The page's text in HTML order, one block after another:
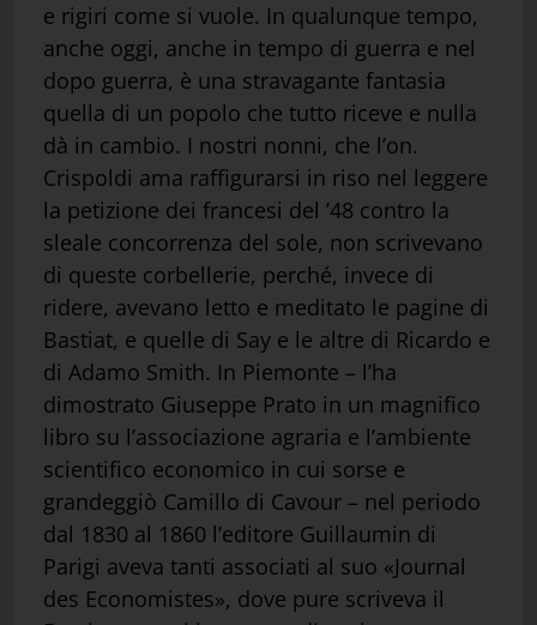
e rigiri come si vuole. In qualunque tempo,
anche oggi, anche in tempo di guerra e nel
dopo guerra, è una stravagante fantasia
quella di un popolo che tutto riceve e nulla
dà in cambio. I nostri nonni, che l’on.
Crispoldi ama raffigurarsi in riso nel leggere
la petizione dei francesi del ’48 contro la
sleale concorrenza del sole, non scrivevano
di queste corbellerie, perché, invece di
ridere, avevano letto e meditato le pagine di
Bastiat, e quelle di Say e le altre di Ricardo e
di Adamo Smith. In Piemonte – l’ha
dimostrato Giuseppe Prato in un magnifico
libro su l’associazione agraria e l’ambiente
scientifico economico in cui sorse e
grandeggiò Camillo di Cavour – nel periodo
dal 1830 al 1860 l’editore Guillaumin di
Parigi aveva tanti associati al suo «Journal
des Economistes», dove pure scriveva il